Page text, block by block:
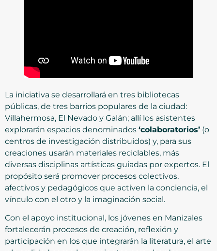
La iniciativa se desarrollará en tres bibliotecas
públicas, de tres barrios populares de la ciudad:
Villahermosa, El Nevado y Galán; allí los asistentes
explorarán espacios denominados ‘colaboratorios’ (o
centros de investigación distribuidos) y, para sus
creaciones usarán materiales reciclables, más
diversas disciplinas artísticas guiadas por expertos. El
propósito será promover procesos colectivos,
afectivos y pedagógicos que activen la conciencia, el
vínculo con el otro y la imaginación social.
Con el apoyo institucional, los jóvenes en Manizales
fortalecerán procesos de creación, reflexión y
participación en los que integrarán la literatura, el arte